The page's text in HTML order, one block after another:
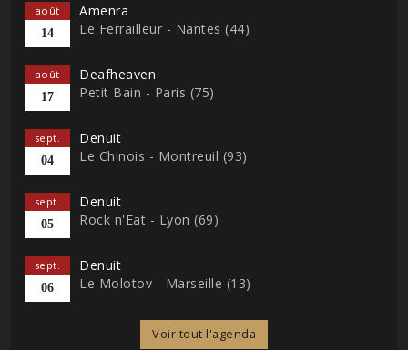
août
14
Amenra
Le Ferrailleur - Nantes (44)
août
17
Deafheaven
Petit Bain - Paris (75)
sept.
04
Denuit
Le Chinois - Montreuil (93)
sept.
05
Denuit
Rock n'Eat - Lyon (69)
sept.
06
Denuit
Le Molotov - Marseille (13)
Voir tout l'agenda